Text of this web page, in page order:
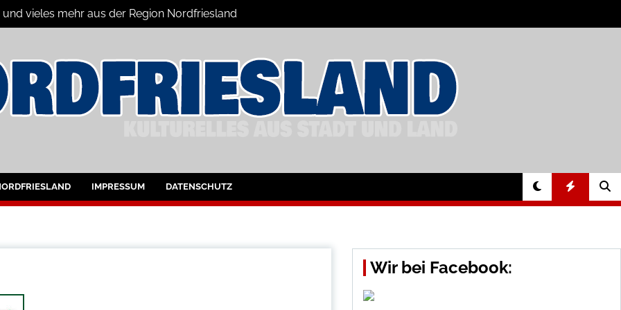
vieles mehr aus der Region Nordfriesland
für Nordfriesland und Husum
IMPRESSUM DATENSCHUTZ
Wir bei Facebook: